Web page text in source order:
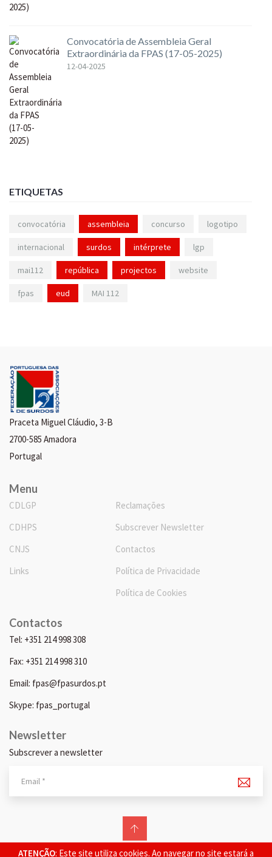
ATENÇÃO: Este site utiliza cookies. Ao navegar no site estará a
Convocatória de Assembleia Geral
Extraordinária da FPAS (17-05-2025)
12-04-2025
ETIQUETAS
convocatória assembleia concurso logotipo
internacional surdos intérprete lgp
mai112 república projectos website
fpas eud MAI 112
Praceta Miguel Cláudio, 3-B
2700-585 Amadora
Portugal
Menu
CDLGP
CDHPS
CNJS
Links
Reclamações
Subscrever Newsletter
Contactos
Política de Privacidade
Política de Cookies
Contactos
Tel: +351 214 998 308
Fax: +351 214 998 310
Email: fpas@fpasurdos.pt
Skype: fpas_portugal
Newsletter
Subscrever a newsletter
© 2026 FPAS. Todos os direitos reservados.